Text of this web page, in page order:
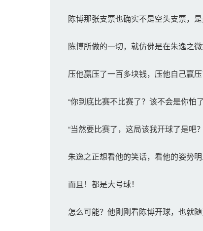
陈博那张支票也确实不是空头支票，
陈博所做的一切，就仿佛是在朱逸之
压他赢压了一百多块钱，压他自己赢压
“你到底比赛不比赛了？该不会是你怕
“当然要比赛了，这局该我开球了是吧
朱逸之正想看他的笑话，看他的姿势
而且！都是大号球！
怎么可能？他刚刚看陈博开球，也就